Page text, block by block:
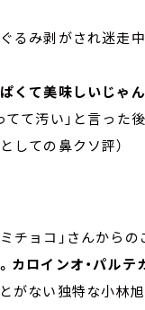
るみ剥がされ迷走
くて美味しいじゃん
てて汚い」と言った
しての鼻クソ評）
チョコ」さんからの
カロインオ・パルテ
がない独特な小林旭